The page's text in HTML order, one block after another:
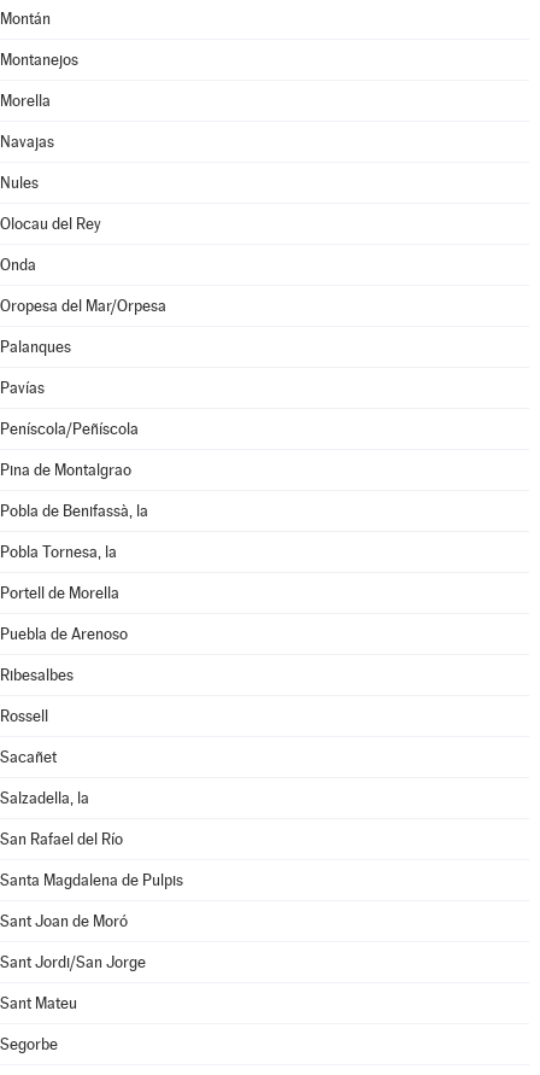
Montán
Montanejos
Morella
Navajas
Nules
Olocau del Rey
Onda
Oropesa del Mar/Orpesa
Palanques
Pavías
Peníscola/Peñíscola
Pina de Montalgrao
Pobla de Benifassà, la
Pobla Tornesa, la
Portell de Morella
Puebla de Arenoso
Ribesalbes
Rossell
Sacañet
Salzadella, la
San Rafael del Río
Santa Magdalena de Pulpis
Sant Joan de Moró
Sant Jordi/San Jorge
Sant Mateu
Segorbe